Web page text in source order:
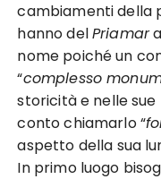
cambiamenti della
hanno delPriamar
nome poiché un
“complesso
storicità e nelle
conto chiamarlo “
aspetto della sua
In primo luogo